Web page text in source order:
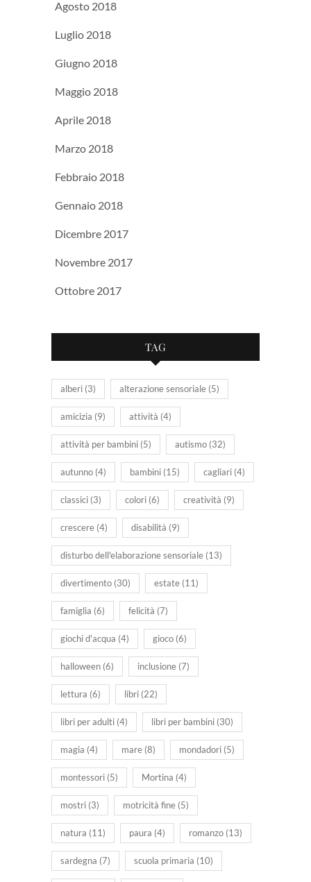
Agosto 2018
Luglio 2018
Giugno 2018
Maggio 2018
Aprile 2018
Marzo 2018
Febbraio 2018
Gennaio 2018
Dicembre 2017
Novembre 2017
Ottobre 2017
TAG
alberi (3) alterazione sensoriale (5)
amicizia (9) attività (4)
attività per bambini (5) autismo (32)
autunno (4) bambini (15) cagliari (4)
classici (3) colori (6) creatività (9)
crescere (4) disabilità (9)
disturbo dell'elaborazione sensoriale (13)
divertimento (30) estate (11)
famiglia (6) felicità (7)
giochi d'acqua (4) gioco (6)
halloween (6) inclusione (7)
lettura (6) libri (22)
libri per adulti (4) libri per bambini (30)
magia (4) mare (8) mondadori (5)
montessori (5) Mortina (4)
mostri (3) motricità fine (5)
natura (11) paura (4) romanzo (13)
sardegna (7) scuola primaria (10)